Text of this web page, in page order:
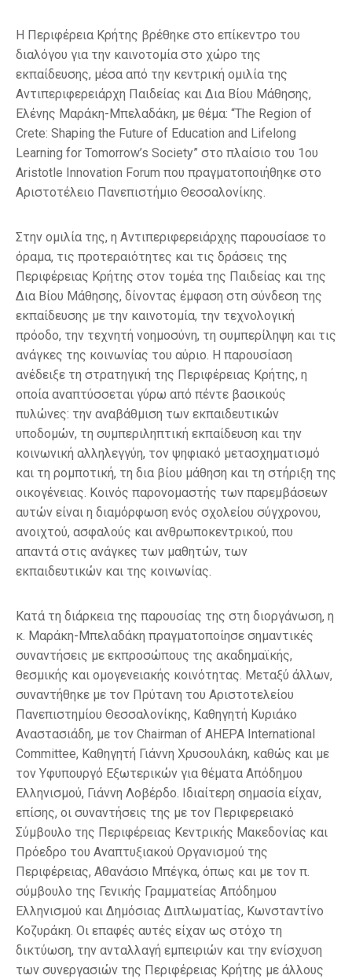
Η Περιφέρεια Κρήτης βρέθηκε στο επίκεντρο του
διαλόγου για την καινοτομία στο χώρο της
εκπαίδευσης, μέσα από την κεντρική ομιλία της
Αντιπεριφερειάρχη Παιδείας και Δια Βίου Μάθησης,
Ελένης Μαράκη-Μπελαδάκη, με θέμα: “The Region of
Crete: Shaping the Future of Education and Lifelong
Learning for Tomorrow’s Society” στο πλαίσιο του 1ου
Aristotle Innovation Forum που πραγματοποιήθηκε στο
Αριστοτέλειο Πανεπιστήμιο Θεσσαλονίκης.
Στην ομιλία της, η Αντιπεριφερειάρχης παρουσίασε το
όραμα, τις προτεραιότητες και τις δράσεις της
Περιφέρειας Κρήτης στον τομέα της Παιδείας και της
Δια Βίου Μάθησης, δίνοντας έμφαση στη σύνδεση της
εκπαίδευσης με την καινοτομία, την τεχνολογική
πρόοδο, την τεχνητή νοημοσύνη, τη συμπερίληψη και τις
ανάγκες της κοινωνίας του αύριο. Η παρουσίαση
ανέδειξε τη στρατηγική της Περιφέρειας Κρήτης, η
οποία αναπτύσσεται γύρω από πέντε βασικούς
πυλώνες: την αναβάθμιση των εκπαιδευτικών
υποδομών, τη συμπεριληπτική εκπαίδευση και την
κοινωνική αλληλεγγύη, τον ψηφιακό μετασχηματισμό
και τη ρομποτική, τη δια βίου μάθηση και τη στήριξη της
οικογένειας. Κοινός παρονομαστής των παρεμβάσεων
αυτών είναι η διαμόρφωση ενός σχολείου σύγχρονου,
ανοιχτού, ασφαλούς και ανθρωποκεντρικού, που
απαντά στις ανάγκες των μαθητών, των
εκπαιδευτικών και της κοινωνίας.
Κατά τη διάρκεια της παρουσίας της στη διοργάνωση, η
κ. Μαράκη-Μπελαδάκη πραγματοποίησε σημαντικές
συναντήσεις με εκπροσώπους της ακαδημαϊκής,
θεσμικής και ομογενειακής κοινότητας. Μεταξύ άλλων,
συναντήθηκε με τον Πρύτανη του Αριστοτελείου
Πανεπιστημίου Θεσσαλονίκης, Καθηγητή Κυριάκο
Αναστασιάδη, με τον Chairman of AHEPA International
Committee, Καθηγητή Γιάννη Χρυσουλάκη, καθώς και με
τον Υφυπουργό Εξωτερικών για θέματα Απόδημου
Ελληνισμού, Γιάννη Λοβέρδο. Ιδιαίτερη σημασία είχαν,
επίσης, οι συναντήσεις της με τον Περιφερειακό
Σύμβουλο της Περιφέρειας Κεντρικής Μακεδονίας και
Πρόεδρο του Αναπτυξιακού Οργανισμού της
Περιφέρειας, Αθανάσιο Μπέγκα, όπως και με τον π.
σύμβουλο της Γενικής Γραμματείας Απόδημου
Ελληνισμού και Δημόσιας Διπλωματίας, Κωνσταντίνο
Κοζυράκη. Οι επαφές αυτές είχαν ως στόχο τη
δικτύωση, την ανταλλαγή εμπειριών και την ενίσχυση
των συνεργασιών της Περιφέρειας Κρήτης με άλλους